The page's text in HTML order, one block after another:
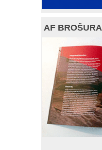
AF BROŠURA